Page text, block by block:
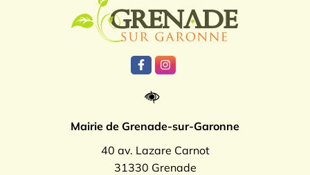
Lien vers le compte Facebook
Lien vers le compte
Mairie de Grenade-sur-Garonne
40 av. Lazare Carnot
31330 Grenade